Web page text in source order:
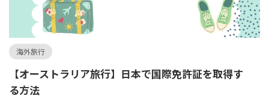
海外旅行
【オーストラリア旅行】日本で国際免許証を取得す
る方法